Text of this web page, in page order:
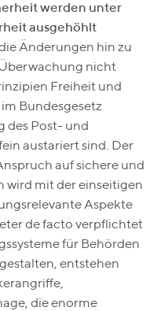
werden unter
ausgehöhlt
Änderungen hin zu
nicht
Freiheit und
Bundesgesetz
des Post- und
austariert sind. Der
auf sichere und
mit der einseitigen
Aspekte
de facto verpflichtet
für Behörden
entstehen
die enorme